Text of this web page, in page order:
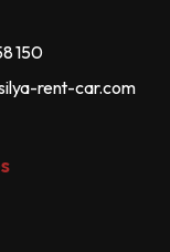
150
rent-car.com